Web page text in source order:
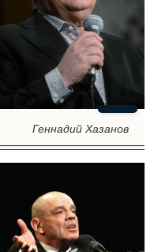
Геннадий Хазанов